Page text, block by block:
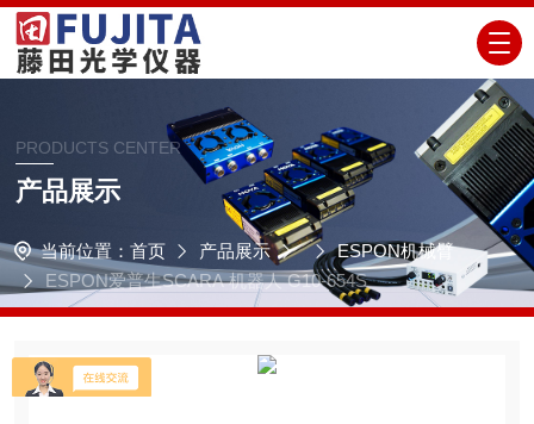
PRODUCTS CENTER
产品展示
当前位置： 首页 产品展示
ESPON机械臂
ESPON爱普生SCARA 机器人 G10-654S